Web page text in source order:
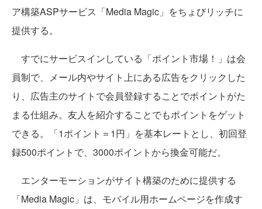
ア構築ASPサービス「Media Magic」をちょびリッチに
提供する。
すでにサービスインしている「ポイント市場！」は会
員制で、メール内やサイト上にある広告をクリックした
り、広告主のサイトで会員登録することでポイントがた
まる仕組み。友人を紹介することでもポイントをゲット
できる。「1ポイント＝1円」を基本レートとし、初回登
録500ポイントで、3000ポイントから換金可能だ。
エンターモーションがサイト構築のために提供する
「Media Magic」は、モバイル用ホームページを作成す